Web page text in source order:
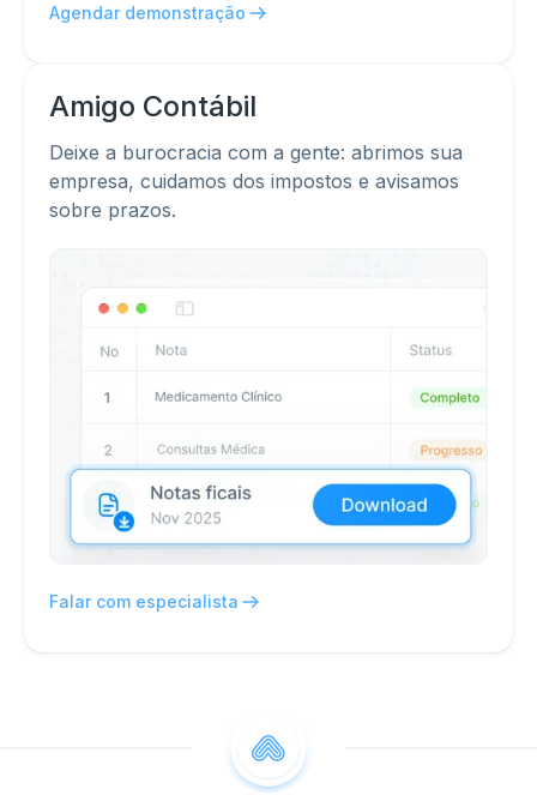
Agendar demonstração
Amigo Contábil
Deixe a burocracia com a gente: abrimos sua
empresa, cuidamos dos impostos e avisamos
sobre prazos.
Falar com especialista